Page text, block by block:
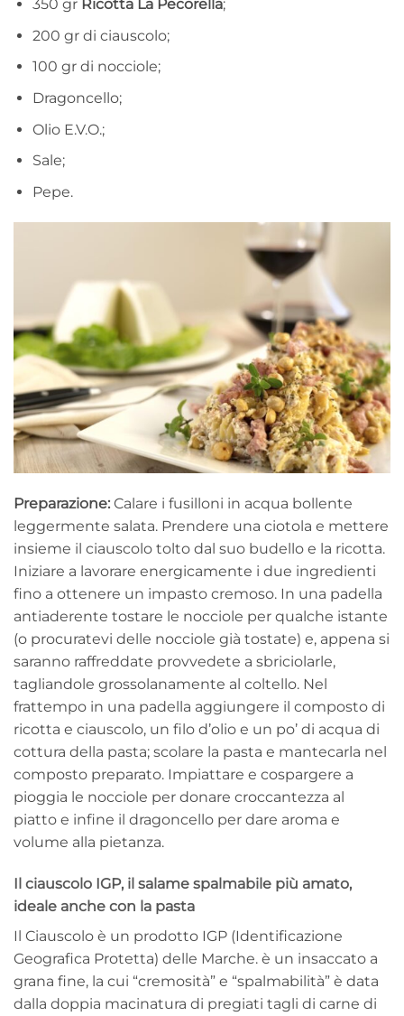
350 gr Ricotta La Pecorella;
200 gr di ciauscolo;
100 gr di nocciole;
Dragoncello;
Olio E.V.O.;
Sale;
Pepe.
Preparazione: Calare i fusilloni in acqua bollente
leggermente salata. Prendere una ciotola e mettere
insieme il ciauscolo tolto dal suo budello e la ricotta.
Iniziare a lavorare energicamente i due ingredienti
fino a ottenere un impasto cremoso. In una padella
antiaderente tostare le nocciole per qualche istante
(o procuratevi delle nocciole già tostate) e, appena si
saranno raffreddate provvedete a sbriciolarle,
tagliandole grossolanamente al coltello. Nel
frattempo in una padella aggiungere il composto di
ricotta e ciauscolo, un filo d’olio e un po’ di acqua di
cottura della pasta; scolare la pasta e mantecarla nel
composto preparato. Impiattare e cospargere a
pioggia le nocciole per donare croccantezza al
piatto e infine il dragoncello per dare aroma e
volume alla pietanza.
Il ciauscolo IGP, il salame spalmabile più amato,
ideale anche con la pasta
Il Ciauscolo è un prodotto IGP (Identificazione
Geografica Protetta) delle Marche. è un insaccato a
grana fine, la cui “cremosità” e “spalmabilità” è data
dalla doppia macinatura di pregiati tagli di carne di